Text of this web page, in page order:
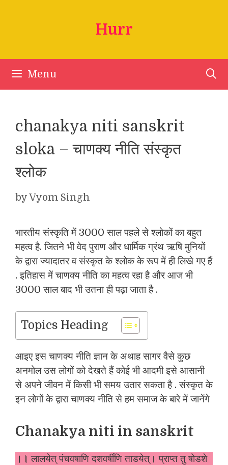
Hurr
Menu
chanakya niti sanskrit
sloka – चाणक्य नीति संस्कृत
श्लोक
byVyom Singh
भारतीय संस्कृति में 3000 साल पहले से श्लोकों का बहुत
महत्व है. जितने भी वेद पुराण और धार्मिक ग्रंथ ऋषि मुनियों
के द्वारा ज्यादातर व संस्कृत के श्लोक के रूप में ही लिखे गए हैं
. इतिहास में चाणक्य नीति का महत्व रहा है और आज भी
3000 साल बाद भी उतना ही पढ़ा जाता है .
Topics Heading
आइए इस चाणक्य नीति ज्ञान के अथाह सागर वैसे कुछ
अनमोल उस लोगों को देखते हैं कोई भी आदमी इसे आसानी
से अपने जीवन में किसी भी समय उतार सकता है . संस्कृत के
इन लोगों के द्वारा चाणक्य नीति से हम समाज के बारे में जानेंगे
Chanakya niti in sanskrit
।। लालयेत् पंचवषाणि दशवर्षीणि ताडयेत्। प्राप्त तु षोडशे